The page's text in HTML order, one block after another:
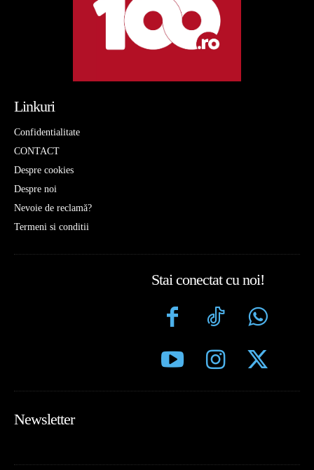
Linkuri
Confidentialitate
CONTACT
Despre cookies
Despre noi
Nevoie de reclamă?
Termeni si conditii
Stai conectat cu noi!
Newsletter